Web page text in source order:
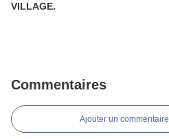
VILLAGE.
Commentaires
Ajouter un commentaire